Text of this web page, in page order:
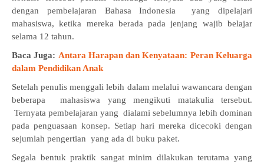
dengan pembelajaran Bahasa Indonesia yang dipelajari
mahasiswa, ketika mereka berada pada jenjang wajib belajar
selama 12 tahun.
Baca Juga: Antara Harapan dan Kenyataan: Peran Keluarga
dalam Pendidikan Anak
Setelah penulis menggali lebih dalam melalui wawancara dengan
beberapa mahasiswa yang mengikuti matakulia tersebut.
Ternyata pembelajaran yang dialami sebelumnya lebih dominan
pada penguasaan konsep. Setiap hari mereka dicecoki dengan
sejumlah pengertian yang ada di buku paket.
Segala bentuk praktik sangat minim dilakukan terutama yang